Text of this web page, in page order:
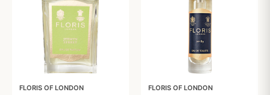
FLORIS OF LONDON FLORIS OF LONDON